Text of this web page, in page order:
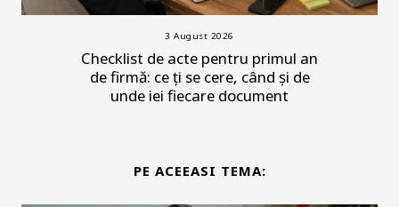
3 August 2026
Checklist de acte pentru primul an
de firmă: ce ți se cere, când și de
unde iei fiecare document
PE ACEEASI TEMA: